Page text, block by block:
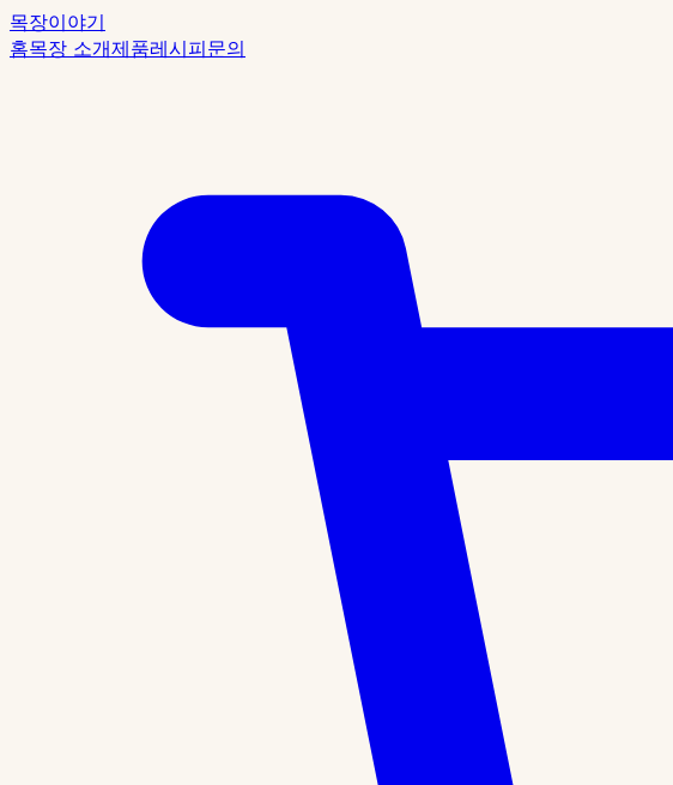
목장이야기
홈목장 소개제품레시피문의